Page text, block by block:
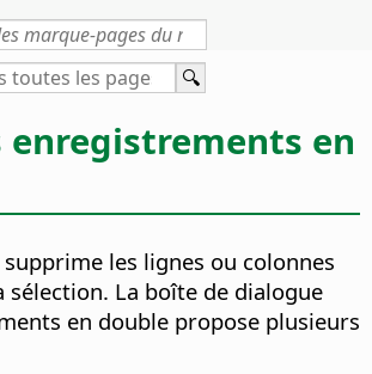
enregistrements en
les lignes ou colonnes
sélection. La boîte de dialogue
en double propose plusieurs